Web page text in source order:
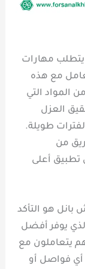
مهارات
مع هذه
المواد التي
العزل
طويلة.
من
تطبيق أعلى
هو التأكد
يوفر أفضل
يتعاملون مع
أي فواصل أو